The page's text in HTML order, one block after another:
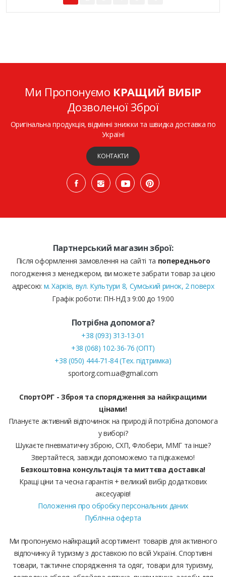
Ми Пропонуємо КРАЩИЙ ВИБІР
Дозволеної Зброї
Оригінальна продукція, відмінні знижки та швидка доставка по
Україні
КОНТАКТИ
Партнерський магазин зброї:
Після оформлення замовлення на сайті та попереднього
погодження з менеджером, ви можете забрати товар за цією
адресою: м. Харків, вул. Культури 8, Сумський ринок, 2 поверх
Графік роботи: ПН-НД з 9:00 до 19:00
Потрібна допомога?
+38 (093) 313-13-01
+38 (068) 102-36-76 (ОПТ)
+38 (050) 444-71-84 (Тех. підтримка)
sportorg.com.ua@gmail.com
СпортОРГ - Зброя та спорядження за найкращими
цінами!
Плануєте активний відпочинок на природі й потрібна допомога
у виборі?
Шукаєте пневматичну зброю, СХП, Флобери, ММГ та інше?
Звертайтеся, завжди допоможемо та підкажемо!
Безкоштовна консультація та миттєва доставка!
Кращі ціни та чесна гарантія + великий вибір додаткових
аксесуарів!
Положення про обробку персональних даних
Публічна оферта
Ми пропонуємо найкращий асортимент товарів для активного
відпочинку й туризму з доставкою по всій Україні. Спортивні
товари, тактичне спорядження та одяг, товари для туризму,